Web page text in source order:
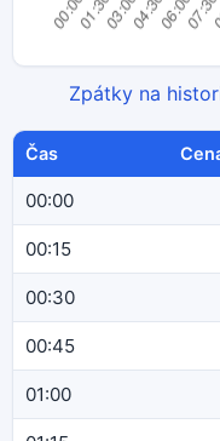
Zpátky na
Čas
00:00
00:15
00:30
00:45
01:00